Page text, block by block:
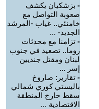
- بزشكيان يكشف
صعوبة التواصل مع
خامنئي.. غياب -المرشد
الجديد- ...
- تزامنا مع محدثات
روما.. تصعيد في جنوب
لبنان ومقتل جنديين
إسر ...
- تقارير: صاروخ
باليستي كوري شمالي
سقط خارج المنطقة
الاقتصادية ...